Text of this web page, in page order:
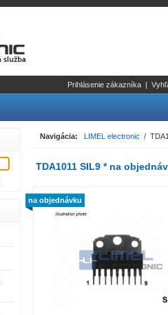
Prihlásenie zákazníka |
Navigácia: LIMEL electronic /
TDA1011 SIL9 * na
na objednávku